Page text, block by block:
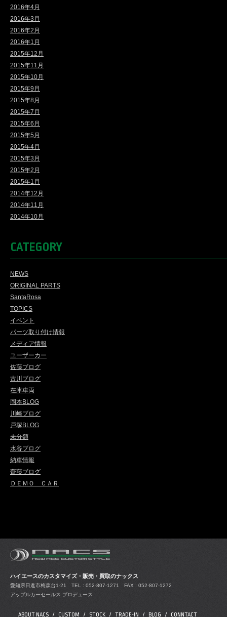
2016年4月
2016年3月
2016年2月
2016年1月
2015年12月
2015年11月
2015年10月
2015年9月
2015年8月
2015年7月
2015年6月
2015年5月
2015年4月
2015年3月
2015年2月
2015年1月
2014年12月
2014年11月
2014年10月
CATEGORY
NEWS
ORIGINAL PARTS
SantaRosa
TOPICS
イベント
パーツ取り付け情報
メディア情報
ユーザーカー
佐藤ブログ
古川ブログ
在庫車両
岡本BLOG
川崎ブログ
戸塚BLOG
未分類
水谷ブログ
納車情報
齋藤ブログ
ＤＥＭＯ ＣＡＲ
ハイエースのカスタマイズ・販売・買取のナックス
愛知県日進市梅森台1-21 TEL : 052-807-1271 FAX : 052-807-1272
アップルカーセールス プロデュース
ABOUT NACS CUSTOM STOCK TRADE-IN BLOG CONNTACT